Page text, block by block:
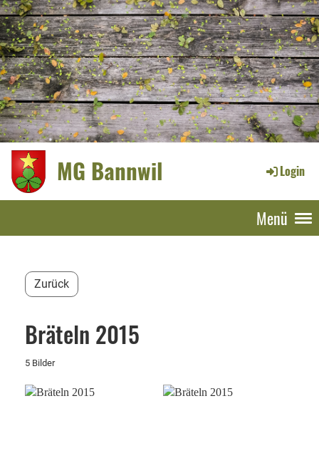
MG Bannwil Login
Menü
Zurück
Bräteln 2015
5 Bilder